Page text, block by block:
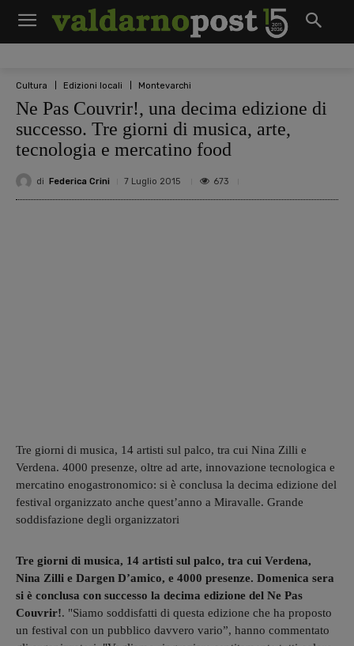
Cultura Edizioni locali Montevarchi
Ne Pas Couvrir!, una decima edizione di
successo. Tre giorni di musica, arte,
tecnologia e mercatino food
di Federica Crini 7 Luglio 2015 673
Tre giorni di musica, 14 artisti sul palco, tra cui Nina Zilli e
Verdena. 4000 presenze, oltre ad arte, innovazione tecnologica e
mercatino enogastronomico: si è conclusa la decima edizione del
festival organizzato anche quest’anno a Miravalle. Grande
soddisfazione degli organizzatori
Tre giorni di musica, 14 artisti sul palco, tra cui Verdena,
Nina Zilli e Dargen D’amico, e 4000 presenze. Domenica sera
si è conclusa con successo la decima edizione del Ne Pas
Couvrir!. "Siamo soddisfatti di questa edizione che ha proposto
un festival con un pubblico davvero vario”, hanno commentato